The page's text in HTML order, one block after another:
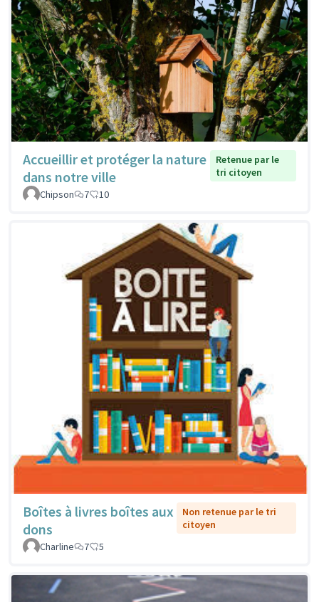
Accueillir et protéger la nature
dans notre ville
Retenue par le
tri citoyen
Chipson
7 10
Boîtes à livres boîtes aux
dons
Non retenue par le tri
citoyen
Charline
7 5